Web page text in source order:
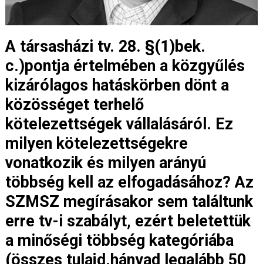
A társasházi tv. 28. §(1)bek.
c.)pontja értelmében a közgyűlés
kizárólagos hatáskörben dönt a
közösséget terhelő
kötelezettségek vállalásáról. Ez
milyen kötelezettségekre
vonatkozik és milyen arányú
többség kell az elfogadásához? Az
SZMSZ megírásakor sem találtunk
erre tv-i szabályt, ezért beletettük
a minőségi többség kategóriába
(összes tulajd.hányad legalább 50